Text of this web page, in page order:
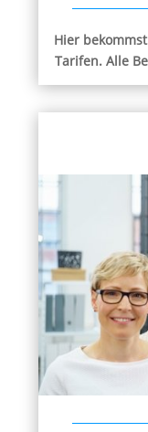
Hier
Tarifen. Alle